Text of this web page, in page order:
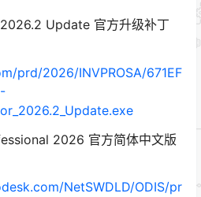
Update 官方升级补丁
prd/2026/INVPROSA/671EF
2026 官方简体中文版
NetSWDLD/ODIS/pr